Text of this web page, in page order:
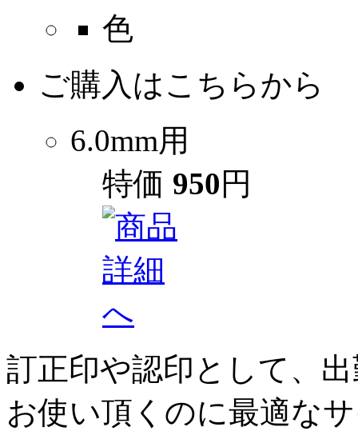
ご購入はこちらから
6.0mm用
特価 950円
訂正印や認印として、
お使い頂くのに最適な